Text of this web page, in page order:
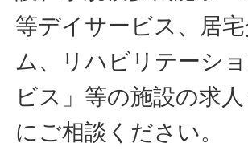
等デイサービス、居
ム、リハビリテーシ
ビス」等の施設の求
にご相談ください。